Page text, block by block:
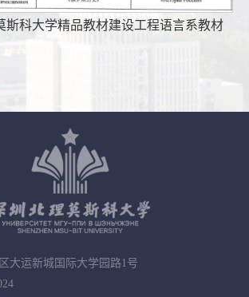
斯科大学精品教材建设工程语言系教材
大运新城国际大学园路1号